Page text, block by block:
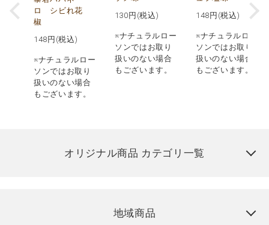
ロ シビれ花
椒
148 円(税込)
※ナチュラルロー
ソンではお取り
扱いのない場合
もございます。
130 円(税込)
※ナチュラルロー
ソンではお取り
扱いのない場合
もございます。
148 円(税込)
※ナチュラルロー
ソンではお取り
扱いのない場合
もございます。
オリジナル商品 カテゴリ一覧
地域商品